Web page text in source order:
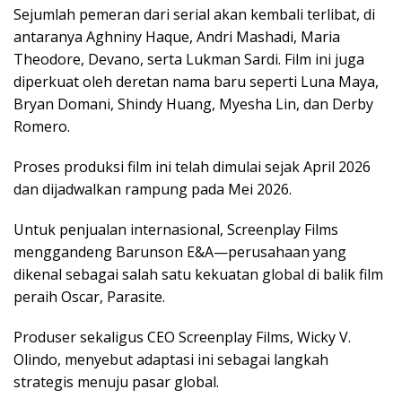
Sejumlah pemeran dari serial akan kembali terlibat, di
antaranya Aghniny Haque, Andri Mashadi, Maria
Theodore, Devano, serta Lukman Sardi. Film ini juga
diperkuat oleh deretan nama baru seperti Luna Maya,
Bryan Domani, Shindy Huang, Myesha Lin, dan Derby
Romero.
Proses produksi film ini telah dimulai sejak April 2026
dan dijadwalkan rampung pada Mei 2026.
Untuk penjualan internasional, Screenplay Films
menggandeng Barunson E&A—perusahaan yang
dikenal sebagai salah satu kekuatan global di balik film
peraih Oscar, Parasite.
Produser sekaligus CEO Screenplay Films, Wicky V.
Olindo, menyebut adaptasi ini sebagai langkah
strategis menuju pasar global.